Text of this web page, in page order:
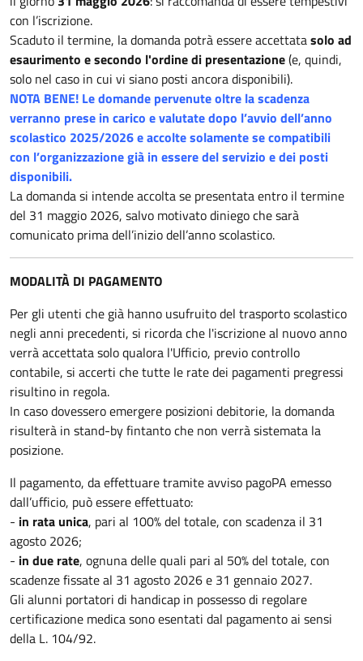
con l’iscrizione.
Scaduto il termine, la domanda potrà essere accettatasolo ad
esaurimento e secondo l'ordine di presentazione(e, quindi,
solo nel caso in cui vi siano posti ancora disponibili).
NOTA BENE! Le domande pervenute oltre la scadenza
verranno prese in carico e valutate dopo l’avvio dell’anno
scolastico 2025/2026 e accolte solamente se compatibili
con l’organizzazione già in essere del servizio e dei posti
disponibili.
La domanda si intende accolta se presentata entro il termine
del 31 maggio 2026, salvo motivato diniego che sarà
comunicato prima dell’inizio dell’anno scolastico.
MODALITÀ DI PAGAMENTO
Per gli utenti che già hanno usufruito del trasporto scolastico
negli anni precedenti, si ricorda che l'iscrizione al nuovo anno
verrà accettata solo qualora l'Ufficio, previo controllo
contabile, si accerti che tutte le rate dei pagamenti pregressi
risultino in regola.
In caso dovessero emergere posizioni debitorie, la domanda
risulterà in stand-by fintanto che non verrà sistemata la
posizione.
Il pagamento, da effettuare tramite avviso pagoPA emesso
dall’ufficio, può essere effettuato:
- in rata unica, pari al 100% del totale, con scadenza il 31
agosto 2026;
- in due rate, ognuna delle quali pari al 50% del totale, con
scadenze fissate al 31 agosto 2026 e 31 gennaio 2027.
Gli alunni portatori di handicap in possesso di regolare
certificazione medica sono esentati dal pagamento ai sensi
della L. 104/92.